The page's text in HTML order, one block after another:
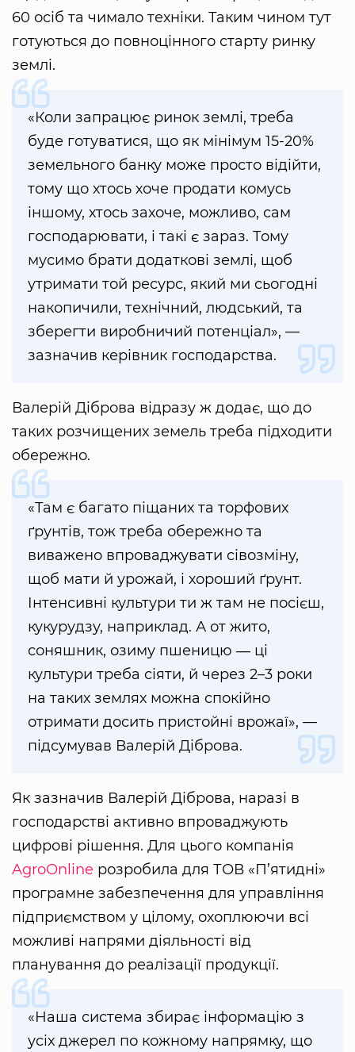
60 осіб та чимало техніки. Таким чином тут
готуються до повноцінного старту ринку
землі.
«Коли запрацює ринок землі, треба
буде готуватися, що як мінімум 15-20%
земельного банку може просто відійти,
тому що хтось хоче продати комусь
іншому, хтось захоче, можливо, сам
господарювати, і такі є зараз. Тому
мусимо брати додаткові землі, щоб
утримати той ресурс, який ми сьогодні
накопичили, технічний, людський, та
зберегти виробничий потенціал», —
зазначив керівник господарства.
Валерій Діброва відразу ж додає, що до
таких розчищених земель треба підходити
обережно.
«Там є багато піщаних та торфових
ґрунтів, тож треба обережно та
виважено впроваджувати сівозміну,
щоб мати й урожай, і хороший ґрунт.
Інтенсивні культури ти ж там не посієш,
кукурудзу, наприклад. А от жито,
соняшник, озиму пшеницю ― ці
культури треба сіяти, й через 2–3 роки
на таких землях можна спокійно
отримати досить пристойні врожаї», —
підсумував Валерій Діброва.
Як зазначив Валерій Діброва, наразі в
господарстві активно впроваджують
цифрові рішення. Для цього компанія
AgroОnline розробила для ТОВ «П’ятидні»
програмне забезпечення для управління
підприємством у цілому, охоплюючи всі
можливі напрями діяльності від
планування до реалізації продукції.
«Наша система збирає інформацію з
усіх джерел по кожному напрямку, що